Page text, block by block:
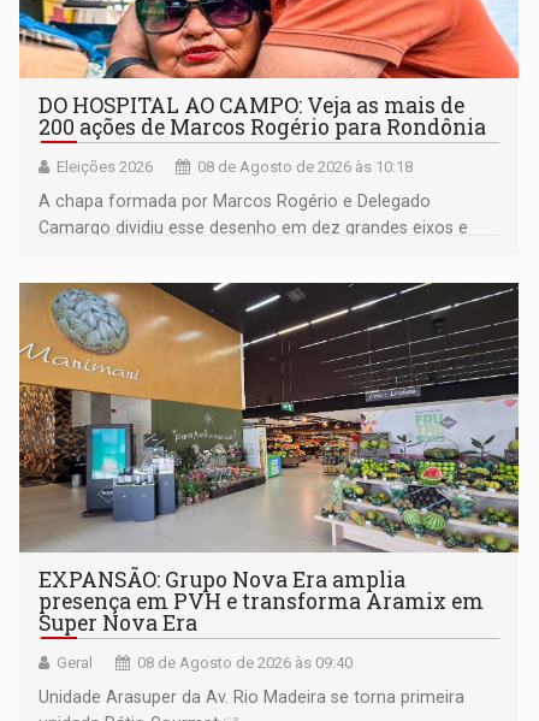
DO HOSPITAL AO CAMPO: Veja as mais de
200 ações de Marcos Rogério para Rondônia
Eleições 2026 08 de Agosto de 2026 às 10:18
A chapa formada por Marcos Rogério e Delegado
Camargo dividiu esse desenho em dez grandes eixos e
EXPANSÃO: Grupo Nova Era amplia
presença em PVH e transforma Aramix em
Super Nova Era
Geral 08 de Agosto de 2026 às 09:40
Unidade Arasuper da Av. Rio Madeira se torna primeira